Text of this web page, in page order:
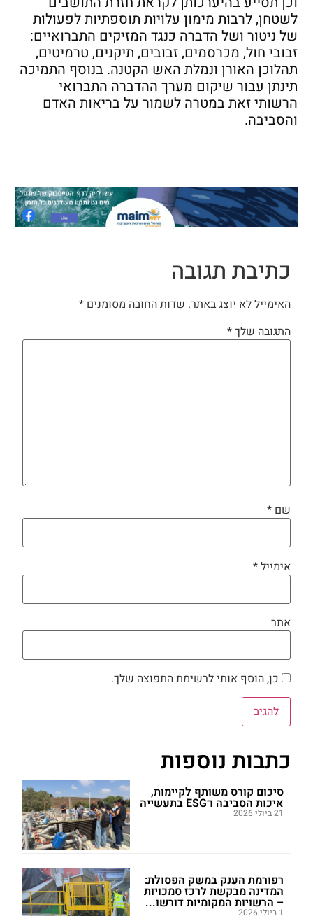
לשטחן, לרבות מימון עלויות תוספתיות לפעולות
של ניטור ושל הדברה כנגד המזיקים התברואיים:
זבובי חול, מכרסמים, זבובים, תיקנים, טרמיטים,
תהלוכן האורן ונמלת האש הקטנה. בנוסף התמיכה
תינתן עבור שיקום מערך ההדברה התברואי
הרשותי זאת במטרה לשמור על בריאות האדם
והסביבה.
כתיבת תגובה
האימייל לא יוצג באתר. שדות החובה מסומנים *
התגובה שלך*
שם *
אימייל*
אתר
כן, הוסף אותי לרשימת התפוצה שלך.
כתבות נוספות
סיכום קורס משותף לקיימות,
איכות הסביבה ו־ESG בתעשייה
21 ביולי 2026
רפורמת הענק במשק הפסולת:
המדינה מבקשת לרכז סמכויות
– הרשויות המקומיות דורשו...
1 ביולי 2026